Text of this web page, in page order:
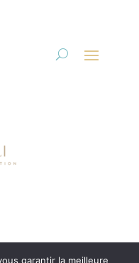
garantir la meilleure